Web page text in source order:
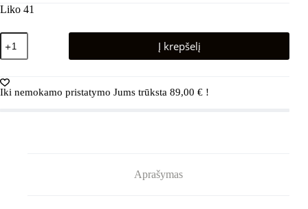
Liko 41
produkto
kiekis:
Masažinis
kilimėlis
vaikams
Į krepšelį
Iki nemokamo pristatymo Jums trūksta 89,00 € !
Aprašymas